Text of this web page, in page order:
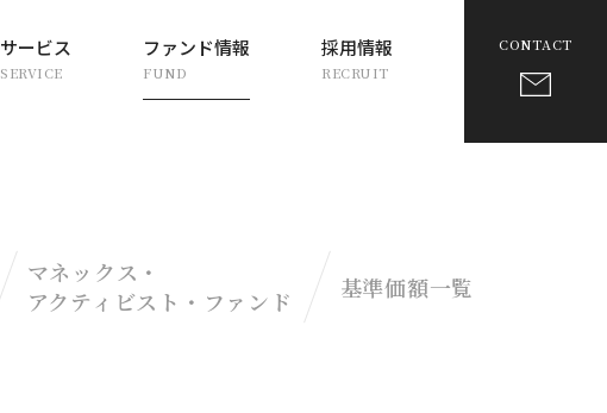
サービス
SERVICE
ファンド情報
FUND
採用情報
RECRUIT
CONTACT
マネックス・
アクティビスト・ ファンド 基準価額一覧